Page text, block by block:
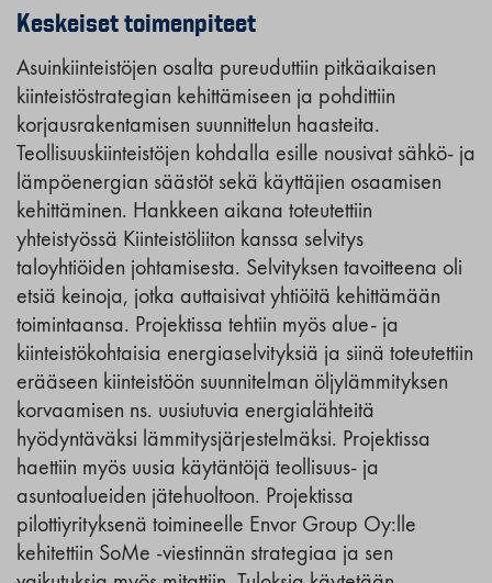
Keskeiset toimenpiteet
Asuinkiinteistöjen osalta pureuduttiin pitkäaikaisen
kiinteistöstrategian kehittämiseen ja pohdittiin
korjausrakentamisen suunnittelun haasteita.
Teollisuuskiinteistöjen kohdalla esille nousivat sähkö- ja
lämpöenergian säästöt sekä käyttäjien osaamisen
kehittäminen. Hankkeen aikana toteutettiin
yhteistyössä Kiinteistöliiton kanssa selvitys
taloyhtiöiden johtamisesta. Selvityksen tavoitteena oli
etsiä keinoja, jotka auttaisivat yhtiöitä kehittämään
toimintaansa. Projektissa tehtiin myös alue- ja
kiinteistökohtaisia energiaselvityksiä ja siinä toteutettiin
erääseen kiinteistöön suunnitelman öljylämmityksen
korvaamisen ns. uusiutuvia energialähteitä
hyödyntäväksi lämmitysjärjestelmäksi. Projektissa
haettiin myös uusia käytäntöjä teollisuus- ja
asuntoalueiden jätehuoltoon. Projektissa
pilottiyrityksenä toimineelle Envor Group Oy:lle
kehitettiin SoMe -viestinnän strategiaa ja sen